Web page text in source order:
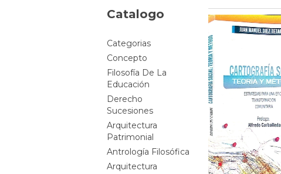
Catalogo
Categorias
Concepto
Filosofía De La
Educación
Derecho
Sucesiones
Arquitectura
Patrimonial
Antrología Filosófica
Arquitectura